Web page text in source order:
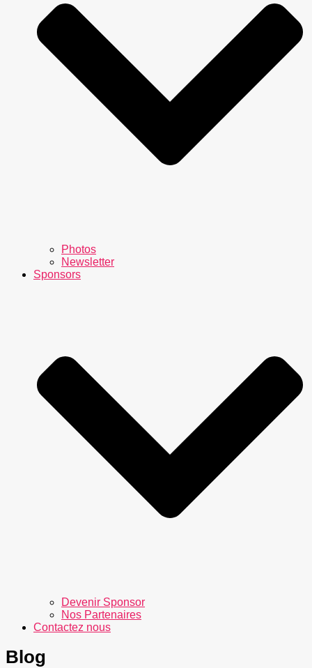
Photos
Newsletter
Sponsors
Devenir Sponsor
Nos Partenaires
Contactez nous
Blog